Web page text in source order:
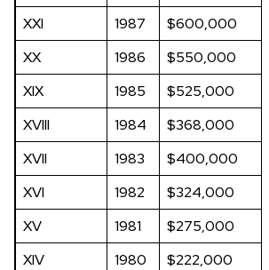
XXI
1987
$600,000
XX
1986
$550,000
XIX
1985
$525,000
XVIII
1984
$368,000
XVII
1983
$400,000
XVI
1982
$324,000
XV
1981
$275,000
XIV
1980
$222,000